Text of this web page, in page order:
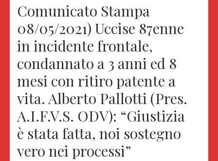
Comunicato Stampa
08/05/2021) Uccise 87enne
in incidente frontale,
condannato a 3 anni ed 8
mesi con ritiro patente a
vita. Alberto Pallotti (Pres.
A.I.F.V.S. ODV): “Giustizia
è stata fatta, noi sostegno
vero nei processi”